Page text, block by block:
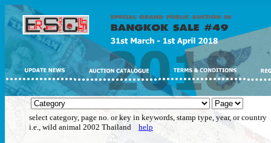
select category, page no. or key in keywords, stamp type, year, or country
i.e., wild animal 2002 Thailand help